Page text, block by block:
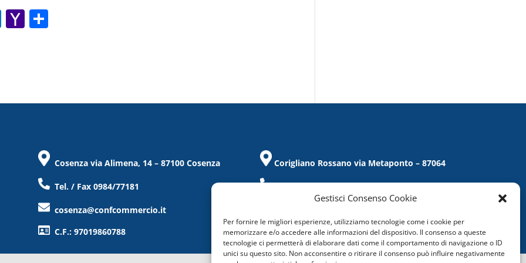
Gestisci Consenso Cookie
Per fornire le migliori esperienze, utilizziamo tecnologie come i cookie per
memorizzare e/o accedere alle informazioni del dispositivo. Il consenso a queste
tecnologie ci permetterà di elaborare dati come il comportamento di navigazione o ID
unici su questo sito. Non acconsentire o ritirare il consenso può influire negativamente
O Y
Cosenza via Alimena, 14 – 87100 Cosenza
Tel. / Fax 0984/77181
cosenza@confcommercio.it
C.F.: 97019860788
Corigliano Rossano via Metaponto – 87064
Tel. / Fax 0983/859021
C.F.: 97019860788